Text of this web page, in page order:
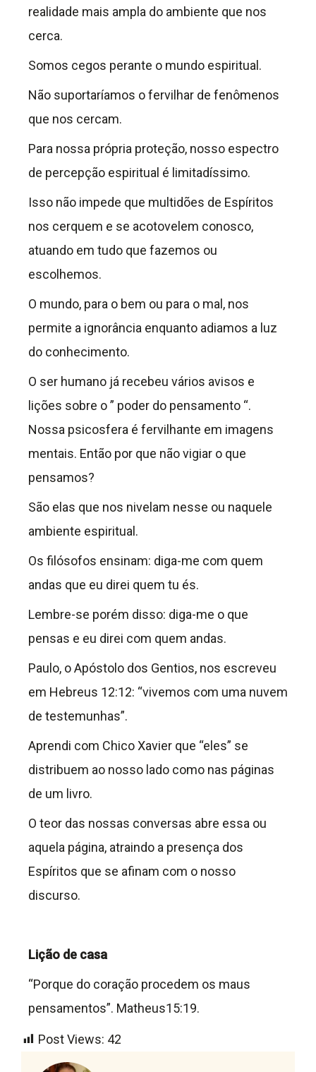
realidade mais ampla do ambiente que nos
cerca.
Somos cegos perante o mundo espiritual.
Não suportaríamos o fervilhar de fenômenos
que nos cercam.
Para nossa própria proteção, nosso espectro
de percepção espiritual é limitadíssimo.
Isso não impede que multidões de Espíritos
nos cerquem e se acotovelem conosco,
atuando em tudo que fazemos ou
escolhemos.
O mundo, para o bem ou para o mal, nos
permite a ignorância enquanto adiamos a luz
do conhecimento.
O ser humano já recebeu vários avisos e
lições sobre o ” poder do pensamento “.
Nossa psicosfera é fervilhante em imagens
mentais. Então por que não vigiar o que
pensamos?
São elas que nos nivelam nesse ou naquele
ambiente espiritual.
Os filósofos ensinam: diga-me com quem
andas que eu direi quem tu és.
Lembre-se porém disso: diga-me o que
pensas e eu direi com quem andas.
Paulo, o Apóstolo dos Gentios, nos escreveu
em Hebreus 12:12: “vivemos com uma nuvem
de testemunhas”.
Aprendi com Chico Xavier que “eles” se
distribuem ao nosso lado como nas páginas
de um livro.
O teor das nossas conversas abre essa ou
aquela página, atraindo a presença dos
Espíritos que se afinam com o nosso
discurso.
Lição de casa
“Porque do coração procedem os maus
pensamentos”. Matheus15:19.
Post Views: 42